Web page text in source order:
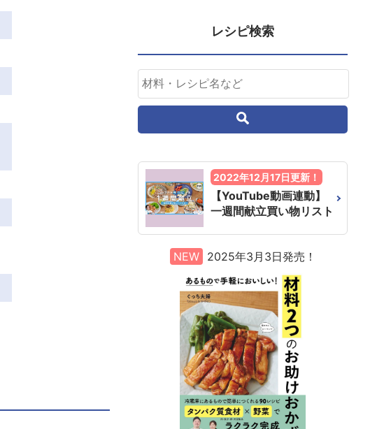
レシピ検索
2022年12月17日更新！
【YouTube動画連動】
一週間献立買い物リスト
NEW 2025年3月3日発売！